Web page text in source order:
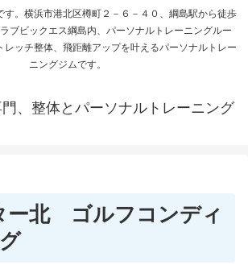
す。横浜市港北区樽町２－６－４０、綱島駅から徒歩
ブビックエス綱島内、パーソナルトレーニングルー
レッチ整体、飛距離アップを叶えるパーソナルトレー
ニングジムです。
、整体とパーソナルトレーニング
ー北 ゴルフコンディ